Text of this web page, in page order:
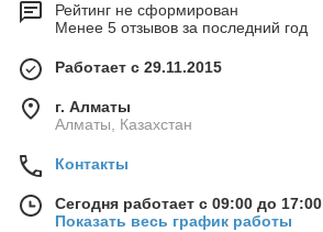
Рейтинг не сформирован
Менее 5 отзывов за последний год
Работает с 29.11.2015
г. Алматы
Алматы, Казахстан
Контакты
Сегодня работает с 09:00 до 17:00
Показать весь график работы